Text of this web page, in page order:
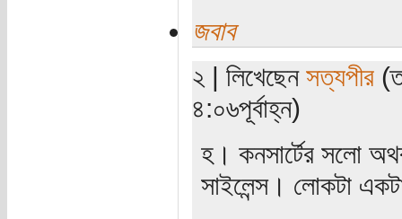
জবাব
২ | লিখেছেন সত্যপীর
৪:০৬পূর্বাহ্ন)
হ। কনসার্টের সলো
সাইলেন্স। লোকটা